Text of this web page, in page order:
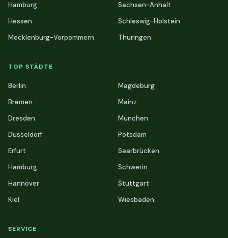
Hamburg
Hessen
Mecklenburg-Vorpommern
Sachsen-Anhalt
Schleswig-Holstein
Thüringen
TOP STÄDTE
Berlin
Bremen
Dresden
Düsseldorf
Erfurt
Hamburg
Hannover
Kiel
Magdeburg
Mainz
München
Potsdam
Saarbrücken
Schwerin
Stuttgart
Wiesbaden
SERVICE